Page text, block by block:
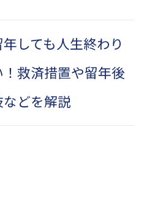
しても人生終わり
救済措置や留年後
どを解説